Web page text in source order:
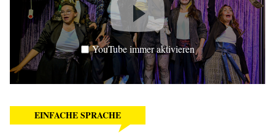
YouTube immer aktivieren
EINFACHE SPRACHE